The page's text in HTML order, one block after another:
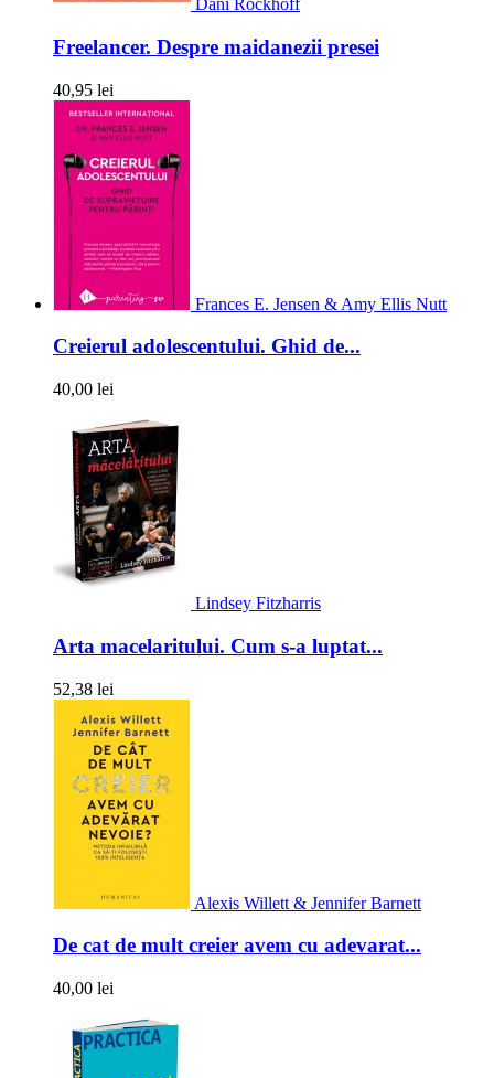
Dani Rockhoff
Freelancer. Despre maidanezii presei
40,95 lei
Frances E. Jensen & Amy Ellis Nutt
Creierul adolescentului. Ghid de...
40,00 lei
Lindsey Fitzharris
Arta macelaritului. Cum s-a luptat...
52,38 lei
Alexis Willett & Jennifer Barnett
De cat de mult creier avem cu adevarat...
40,00 lei